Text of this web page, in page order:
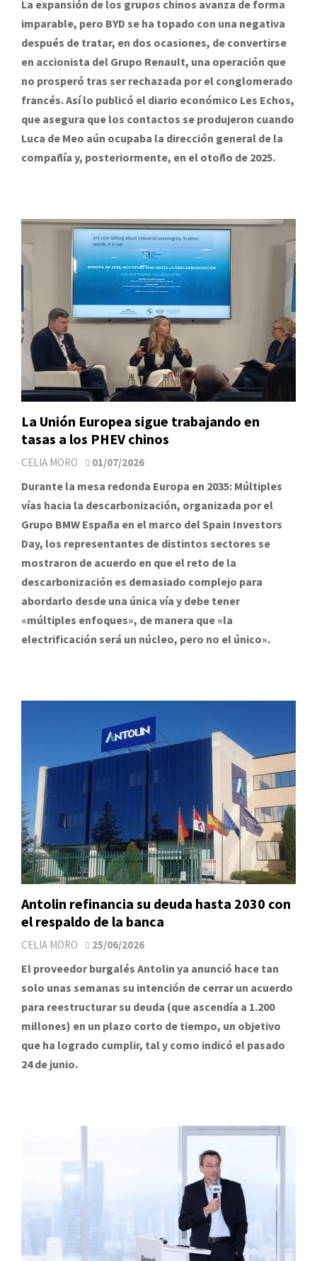
La expansión de los grupos chinos avanza de forma
imparable, pero BYD se ha topado con una negativa
después de tratar, en dos ocasiones, de convertirse
en accionista del Grupo Renault, una operación que
no prosperó tras ser rechazada por el conglomerado
francés. Así lo publicó el diario económico Les Echos,
que asegura que los contactos se produjeron cuando
Luca de Meo aún ocupaba la dirección general de la
compañía y, posteriormente, en el otoño de 2025.
La Unión Europea sigue trabajando en
tasas a los PHEV chinos
CELIA MORO 01/07/2026
Durante la mesa redonda Europa en 2035: Múltiples
vías hacia la descarbonización, organizada por el
Grupo BMW España en el marco del Spain Investors
Day, los representantes de distintos sectores se
mostraron de acuerdo en que el reto de la
descarbonización es demasiado complejo para
abordarlo desde una única vía y debe tener
«múltiples enfoques», de manera que «la
electrificación será un núcleo, pero no el único».
Antolin refinancia su deuda hasta 2030 con
el respaldo de la banca
CELIA MORO 25/06/2026
El proveedor burgalés Antolin ya anunció hace tan
solo unas semanas su intención de cerrar un acuerdo
para reestructurar su deuda (que ascendía a 1.200
millones) en un plazo corto de tiempo, un objetivo
que ha logrado cumplir, tal y como indicó el pasado
24 de junio.